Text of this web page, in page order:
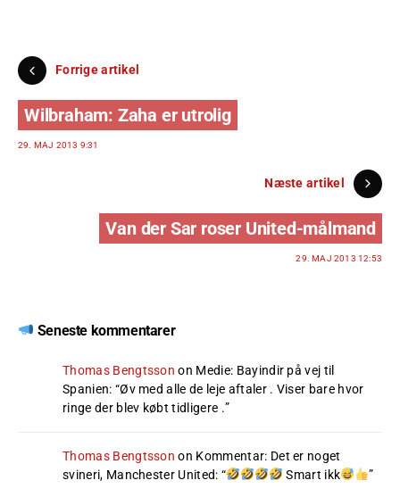
Forrige artikel
Wilbraham: Zaha er utrolig
29. MAJ 2013 9:31
Næste artikel
Van der Sar roser United-målmand
29. MAJ 2013 12:53
Seneste kommentarer
Thomas Bengtsson on Medie: Bayindir på vej til
Spanien: “Øv med alle de leje aftaler . Viser bare hvor
ringe der blev købt tidligere .”
Thomas Bengtsson on Kommentar: Det er noget
svineri, Manchester United: “ Smart ikk ”